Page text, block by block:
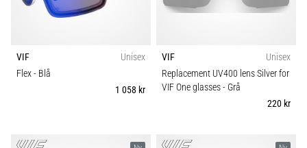
och
PUMA.
av
Kategori
VIF
Unisex
Flex- Blå
1 058 kr
VIF
Unisex
Replacement UV400 lens Silver for
VIF One glasses- Grå
220 kr